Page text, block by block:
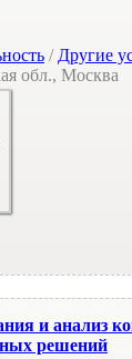
/ Другие
обл., Москва
и анализ
решений